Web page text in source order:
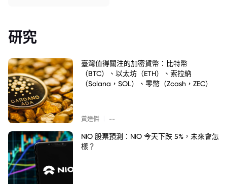
研究
臺灣值得關注的加密貨幣：比特幣
（BTC）、以太坊（ETH）、索拉納
（Solana，SOL）、零幣（Zcash，ZEC）
黃達傑 --
NIO 股票預測：NIO 今天下跌 5%，未來會怎
樣？